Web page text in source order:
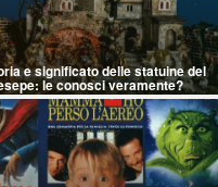
e significato delle statuine del
le conosci veramente?